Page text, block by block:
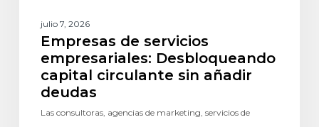
julio 7, 2026
Empresas de servicios
empresariales: Desbloqueando
capital circulante sin añadir
deudas
Las consultoras, agencias de marketing, servicios de